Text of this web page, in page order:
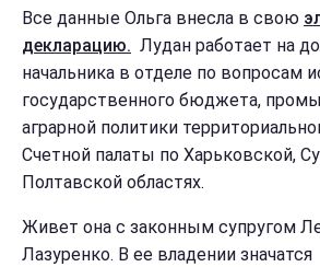
Все данные Ольга внесла в свою
декларацию. Лудан работает на
начальника в отделе по вопросам
государственного бюджета,
аграрной политики
Счетной палаты по Харьковской,
Полтавской областях.
Живет она с законным супругом
Лазуренко. В ее владении значатся